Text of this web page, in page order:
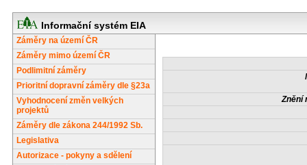
Informační systém EIA
Záměry na území ČR
Záměry mimo území ČR
Podlimitní záměry
Prioritní dopravní záměry dle §23a
Vyhodnocení změn velkých
projektů
Záměry dle zákona 244/1992 Sb.
Legislativa
Autorizace - pokyny a sdělení
Znění